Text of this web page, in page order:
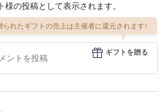
様の投稿として表示されます。
られたギフトの売上は主催者に還元されます!
ギフトを贈る